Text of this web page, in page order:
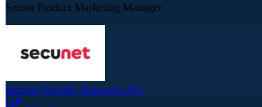
Senior Product Marketing Manager
secunet Security Networks AG